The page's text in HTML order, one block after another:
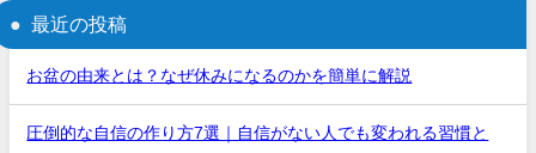
最近の投稿
お盆の由来とは？なぜ休みになるのかを簡単に解説
圧倒的な自信の作り方7選｜自信がない人でも変われる習慣と